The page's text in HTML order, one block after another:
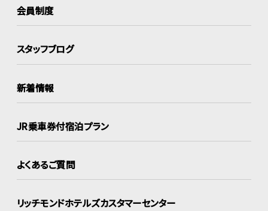
会員制度
スタッフブログ
新着情報
JR乗車券付宿泊プラン
よくあるご質問
リッチモンドホテルズカスタマーセンター